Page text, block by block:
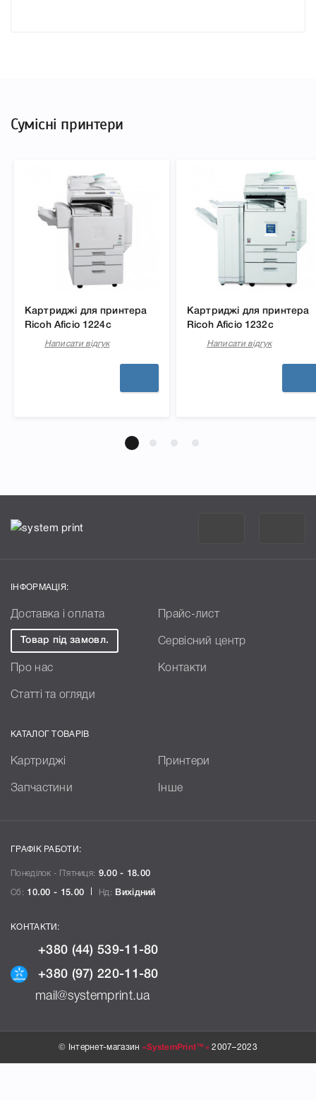
Сумісні принтери
Картриджі для принтера
Ricoh Aficio 1224c
Написати відгук
Картриджі для принтера
Ricoh Aficio 1232c
Написати відгук
ІНФОРМАЦІЯ:
Доставка і оплата Прайс-лист
Товар під замовл. Сервісний центр
Про нас Контакти
Статті та огляди
КАТАЛОГ ТОВАРІВ
Картриджі Принтери
Запчастини Інше
ГРАФІК РАБОТИ:
Понеділок - П`ятниця: 9.00 - 18.00
Сб: 10.00 - 15.00 Нд: Вихідний
КОНТАКТИ:
+380 (44) 539-11-80
+380 (97) 220-11-80
mail@systemprint.ua
© Інтернет-магазин «SystemPrint™» 2007–2023